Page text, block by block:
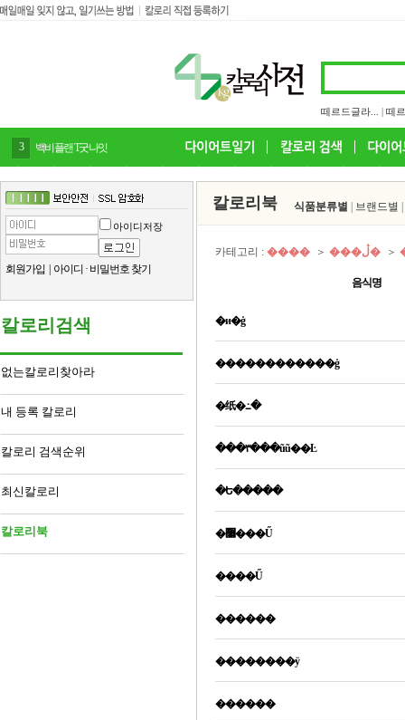
떼르드글라... 떼
4 감말랭이
아이디저장
회원가입 아이디 · 비밀번호 찾기
칼로리검색
없는칼로리찾아라
내 등록 칼로리
칼로리 검색순위
최신칼로리
칼로리북
칼로리북 식품분류별 브랜드별
카테고리 : ���� ＞ ���ڷ� ＞
음식명
�и�ġ
������������ġ
�纸�߸�
���۳���ũũ��Ŀ
�Ե�����
�޸���Ű
����Ű
������
��������ÿ
������